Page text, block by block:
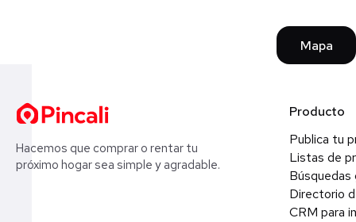
Mapa
Hacemos que comprar o rentar tu
próximo hogar sea simple y agradable.
Producto
Publica tu
Listas de
Búsquedas
Directorio
CRM para